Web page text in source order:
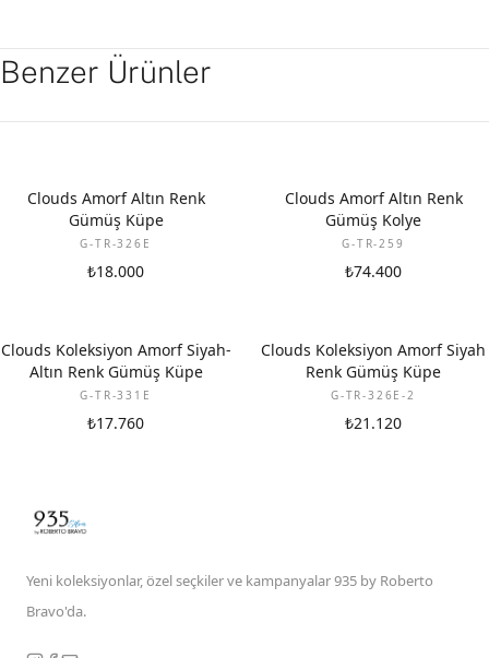
Benzer Ürünler
Clouds Amorf Altın Renk
Gümüş Küpe
G-TR-326E
₺18.000
Clouds Amorf Altın Renk
Gümüş Kolye
G-TR-259
₺74.400
Clouds Koleksiyon Amorf Siyah-
Altın Renk Gümüş Küpe
G-TR-331E
₺17.760
Clouds Koleksiyon Amorf Siyah
Renk Gümüş Küpe
G-TR-326E-2
₺21.120
Yeni koleksiyonlar, özel seçkiler ve kampanyalar 935 by Roberto
Bravo'da.